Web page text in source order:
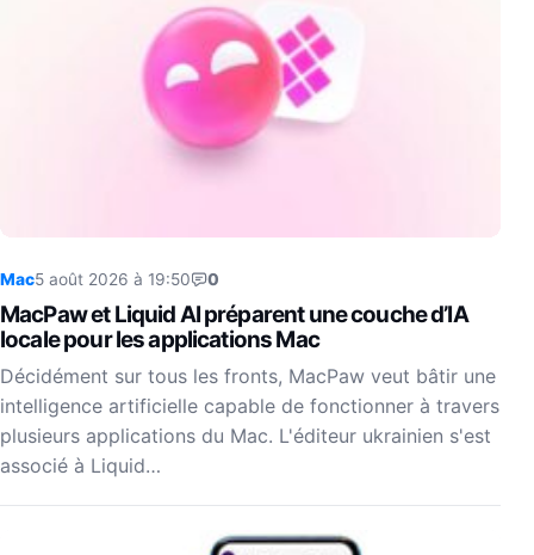
Mac5 août 2026 à 19:50 0
MacPaw et Liquid AI préparent une couche d’IA
locale pour les applications Mac
Décidément sur tous les fronts, MacPaw veut bâtir une
intelligence artificielle capable de fonctionner à travers
plusieurs applications du Mac. L'éditeur ukrainien s'est
associé à Liquid…